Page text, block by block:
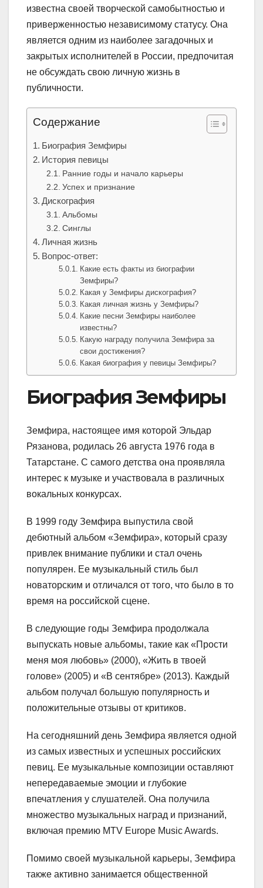
известна своей творческой самобытностью и
приверженностью независимому статусу. Она
является одним из наиболее загадочных и
закрытых исполнителей в России, предпочитая
не обсуждать свою личную жизнь в
публичности.
Содержание
Биография Земфиры
История певицы
Ранние годы и начало карьеры
Успех и признание
Дискография
Альбомы
Синглы
Личная жизнь
Вопрос-ответ:
Какие есть факты из биографии
Земфиры?
Какая у Земфиры дискография?
Какая личная жизнь у Земфиры?
Какие песни Земфиры наиболее
известны?
Какую награду получила Земфира за
свои достижения?
Какая биография у певицы Земфиры?
Биография Земфиры
Земфира, настоящее имя которой Эльдар
Рязанова, родилась 26 августа 1976 года в
Татарстане. С самого детства она проявляла
интерес к музыке и участвовала в различных
вокальных конкурсах.
В 1999 году Земфира выпустила свой
дебютный альбом «Земфира», который сразу
привлек внимание публики и стал очень
популярен. Ее музыкальный стиль был
новаторским и отличался от того, что было в то
время на российской сцене.
В следующие годы Земфира продолжала
выпускать новые альбомы, такие как «Прости
меня моя любовь» (2000), «Жить в твоей
голове» (2005) и «В сентябре» (2013). Каждый
альбом получал большую популярность и
положительные отзывы от критиков.
На сегодняшний день Земфира является одной
из самых известных и успешных российских
певиц. Ее музыкальные композиции оставляют
непередаваемые эмоции и глубокие
впечатления у слушателей. Она получила
множество музыкальных наград и признаний,
включая премию MTV Europe Music Awards.
Помимо своей музыкальной карьеры, Земфира
также активно занимается общественной